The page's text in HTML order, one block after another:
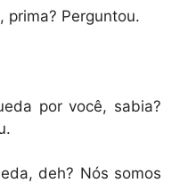
prima? Perguntou.
por você, sabia?
deh? Nós somos